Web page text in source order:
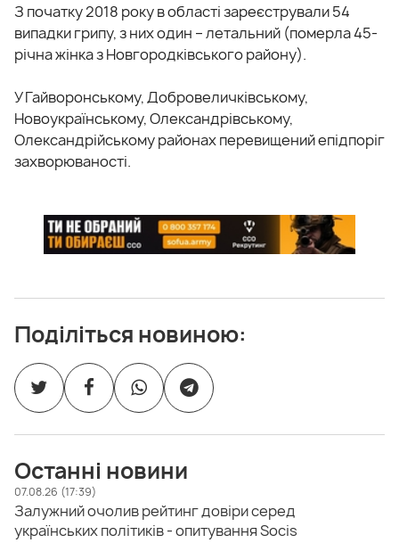
З початку 2018 року в області зареєстрували 54
випадки грипу, з них один – летальний (померла 45-
річна жінка з Новгородківського району).
У Гайворонському, Добровеличківському,
Новоукраїнському, Олександрівському,
Олександрійському районах перевищений епідпоріг
захворюваності.
Поділіться новиною:
Останні новини
07.08.26 (17:39)
Залужний очолив рейтинг довіри серед
українських політиків - опитування Socis